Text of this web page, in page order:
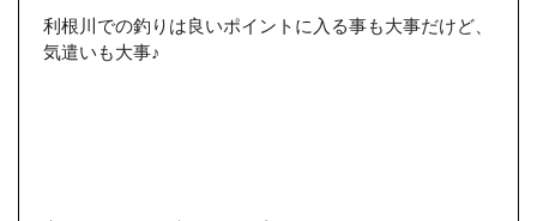
利根川での釣りは良いポイントに入る事も大事だけど、
気遣いも大事♪